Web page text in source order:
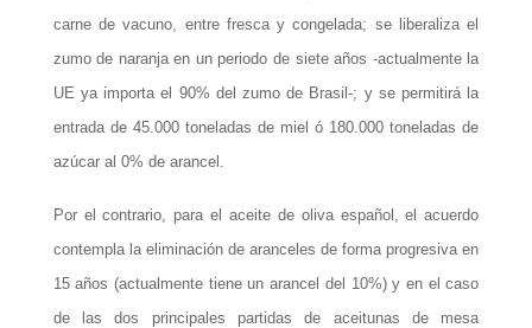
carne de vacuno, entre fresca y congelada; se liberaliza el
zumo de naranja en un periodo de siete años -actualmente la
UE ya importa el 90% del zumo de Brasil-; y se permitirá la
entrada de 45.000 toneladas de miel ó 180.000 toneladas de
azúcar al 0% de arancel.
Por el contrario, para el aceite de oliva español, el acuerdo
contempla la eliminación de aranceles de forma progresiva en
15 años (actualmente tiene un arancel del 10%) y en el caso
de las dos principales partidas de aceitunas de mesa